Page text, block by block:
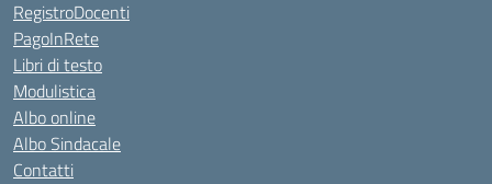
RegistroDocenti
PagoInRete
Libri di testo
Modulistica
Albo online
Albo Sindacale
Contatti